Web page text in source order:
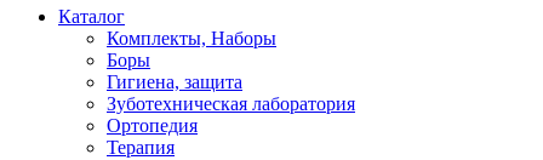
Каталог
Комплекты, Наборы
Боры
Гигиена, защита
Зуботехническая лаборатория
Ортопедия
Терапия